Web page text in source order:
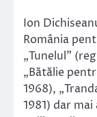
Ion
România
„Tunelul”
„Bătălie
1968),
1981) dar